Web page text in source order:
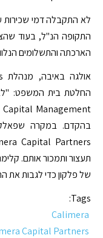
התקופה הנ"ל, בעוד
הארכתה והתשלומים
החלטת בית המשפט:
בהקדם. במקרה
של פלקון כדי לגבות את
Tags:
Calimera
Capital Partners